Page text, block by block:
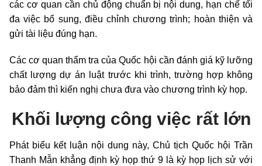
các cơ quan cần chủ động chuẩn bị nội dung, hạn chế tối
đa việc bổ sung, điều chỉnh chương trình; hoàn thiện và
gửi tài liệu đúng hạn.
Các cơ quan thẩm tra của Quốc hội cần đánh giá kỹ lưỡng
chất lượng dự án luật trước khi trình, trường hợp không
bảo đảm thì kiến nghị chưa đưa vào chương trình kỳ họp.
Khối lượng công việc rất lớn
Phát biểu kết luận nội dung này, Chủ tịch Quốc hội Trần
Thanh Mẫn khẳng định kỳ họp thứ 9 là kỳ họp lịch sử với